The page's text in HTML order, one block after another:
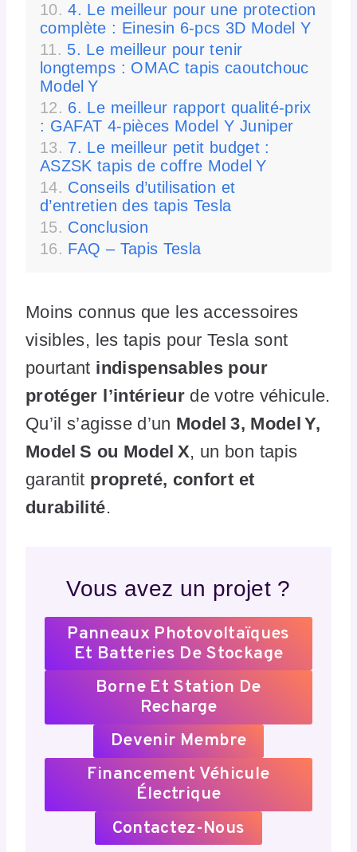
4. Le meilleur pour une protection
complète : Einesin 6‑pcs 3D Model Y
5. Le meilleur pour tenir
longtemps : OMAC tapis caoutchouc
Model Y
6. Le meilleur rapport qualité-prix
: GAFAT 4‑pièces Model Y Juniper
7. Le meilleur petit budget :
ASZSK tapis de coffre Model Y
Conseils d’utilisation et
d’entretien des tapis Tesla
Conclusion
FAQ – Tapis Tesla
Moins connus que les accessoires
visibles, les tapis pour Tesla sont
pourtant indispensables pour
protéger l’intérieur de votre véhicule.
Qu’il s’agisse d’un Model 3, Model Y,
Model S ou Model X, un bon tapis
garantit propreté, confort et
durabilité.
Vous avez un projet ?
Panneaux Photovoltaïques
Et Batteries De Stockage
Borne Et Station De
Recharge
Devenir Membre
Financement Véhicule
Électrique
Contactez-Nous